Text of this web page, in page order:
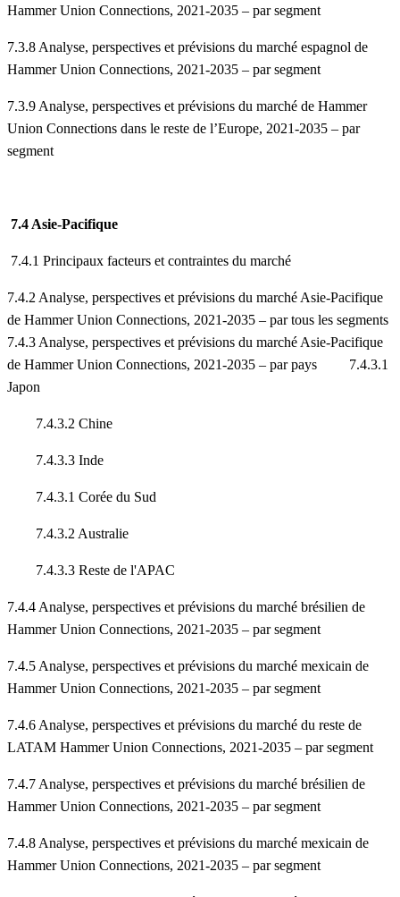
Hammer Union Connections, 2021-2035 – par segment
7.3.8 Analyse, perspectives et prévisions du marché espagnol de
Hammer Union Connections, 2021-2035 – par segment
7.3.9 Analyse, perspectives et prévisions du marché de Hammer
Union Connections dans le reste de l’Europe, 2021-2035 – par
segment
7.4 Asie-Pacifique
7.4.1 Principaux facteurs et contraintes du marché
7.4.2 Analyse, perspectives et prévisions du marché Asie-Pacifique
de Hammer Union Connections, 2021-2035 – par tous les segments
7.4.3 Analyse, perspectives et prévisions du marché Asie-Pacifique
de Hammer Union Connections, 2021-2035 – par pays 7.4.3.1
Japon
7.4.3.2 Chine
7.4.3.3 Inde
7.4.3.1 Corée du Sud
7.4.3.2 Australie
7.4.3.3 Reste de l'APAC
7.4.4 Analyse, perspectives et prévisions du marché brésilien de
Hammer Union Connections, 2021-2035 – par segment
7.4.5 Analyse, perspectives et prévisions du marché mexicain de
Hammer Union Connections, 2021-2035 – par segment
7.4.6 Analyse, perspectives et prévisions du marché du reste de
LATAM Hammer Union Connections, 2021-2035 – par segment
7.4.7 Analyse, perspectives et prévisions du marché brésilien de
Hammer Union Connections, 2021-2035 – par segment
7.4.8 Analyse, perspectives et prévisions du marché mexicain de
Hammer Union Connections, 2021-2035 – par segment